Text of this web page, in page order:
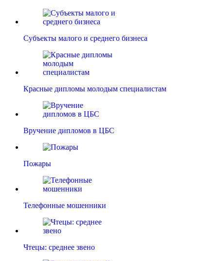
Субъекты малого и среднего бизнеса
Красные дипломы молодым специалистам
Вручение дипломов в ЦБС
Пожары
Телефонные мошенники
Чтецы: среднее звено